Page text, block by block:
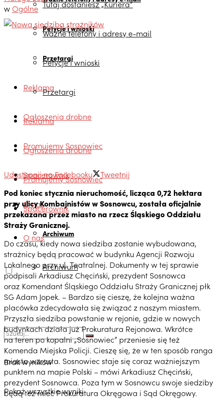
Petycje i wnioski
Przetargi
Reklama
Ogłoszenia drobne
Promujemy Sosnowiec
Spacerownik
O nas
Archiwum
Tutaj dostaniesz „Kuriera”
Ważne telefony i adresy e-mail
Petycje i wnioski
Przetargi
Reklama
Ogłoszenia drobne
Promujemy Sosnowiec
Spacerownik
O nas
Archiwum
Brak wyników
Pokaż wszystkie wyniki
wOgólne
Udostępnij na Facebooku
Tweetnij
Pod koniec stycznia nieruchomość, licząca 0,72 hektara
przy ulicy Kombajnistów w Sosnowcu, została oficjalnie
przekazana przez miasto na rzecz Śląskiego Oddziału
Straży Granicznej.
Do czasu, kiedy nowa siedziba zostanie wybudowana,
strażnicy będą pracować w budynku Agencji Rozwoju
Lokalnego przy ul. Teatralnej. Dokumenty w tej sprawie
podpisali Arkadiusz Chęciński, prezydent Sosnowca
oraz Komendant Śląskiego Oddziału Straży Granicznej płk
SG Adam Jopek. – Bardzo się cieszę, że kolejna ważna
placówka zdecydowała się związać z naszym miastem.
Przyszła siedziba powstanie w rejonie, gdzie w nowych
budynkach działa już Prokuratura Rejonowa. Wkrótce
na teren po kopalni „Sosnowiec” przeniesie się też
Komenda Miejska Policji. Cieszę się, że w ten sposób ranga
miasta wzrasta. Sosnowiec staje się coraz ważniejszym
punktem na mapie Polski – mówi Arkadiusz Chęciński,
prezydent Sosnowca. Poza tym w Sosnowcu swoje siedziby
będą też mieć Prokuratura Okręgowa i Sąd Okręgowy.